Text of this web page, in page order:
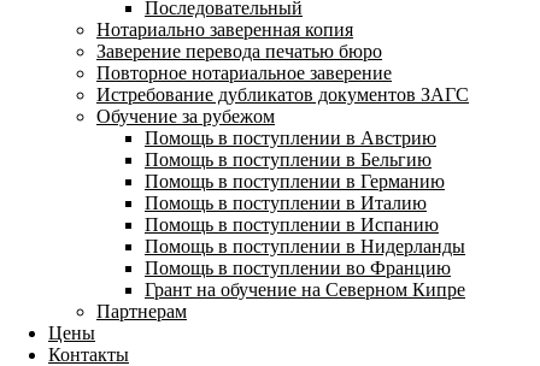
Последовательный
Нотариально заверенная копия
Заверение перевода печатью бюро
Повторное нотариальное заверение
Истребование дубликатов документов ЗАГС
Обучение за рубежом
Помощь в поступлении в Австрию
Помощь в поступлении в Бельгию
Помощь в поступлении в Германию
Помощь в поступлении в Италию
Помощь в поступлении в Испанию
Помощь в поступлении в Нидерланды
Помощь в поступлении во Францию
Грант на обучение на Северном Кипре
Партнерам
Цены
Контакты